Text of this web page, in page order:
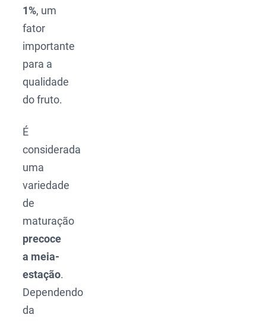
1%, um
fator
importante
para a
qualidade
do fruto.
É
considerada
uma
variedade
de
maturação
precoce
a meia-
estação.
Dependendo
da